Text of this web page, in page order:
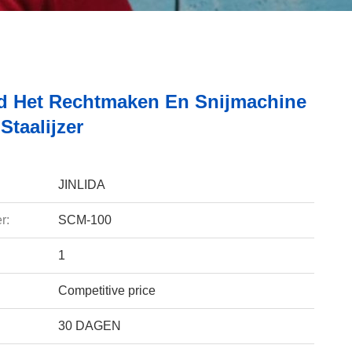
Het Rechtmaken En Snijmachine
JINLIDA
SCM-100
1
Competitive price
30 DAGEN